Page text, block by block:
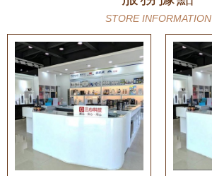
STORE INFORMATION